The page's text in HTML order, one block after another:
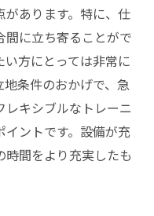
あります。特に、仕
間に立ち寄ることがで
方にとっては非常に
条件のおかげで、急
キシブルなトレーニ
ントです。設備が充
間をより充実したも